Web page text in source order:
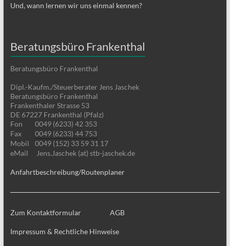
Und, wann lernen wir uns einmal kennen?
Beratungsbüro Frankenthal
Beratungsbüro Frankenthal
Dipl.-Kaufm./Steuerberater Jens Jaschek
Beratungsbüro Frankenthal
Frankenthaler Strasse 53
DE 67227 Frankenthal (Pfalz)
Fon
0049 (6233) 42 353
Fax
0049 (6233) 44 753
Mobil
0049 (152) 33 59 31 17
eMail
Jens.Jaschek (at) stb-jaschek.de
Anfahrtbeschreibung/Routenplaner
Zum Kontaktformular AGB
Impressum & Rechtliche Hinweise